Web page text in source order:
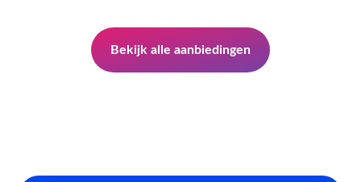
Bekijk alle aanbiedingen